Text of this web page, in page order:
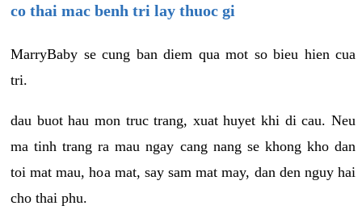
co thai mac benh tri lay thuoc gi
MarryBaby se cung ban diem qua mot so bieu hien cua
tri.
dau buot hau mon truc trang, xuat huyet khi di cau. Neu
ma tinh trang ra mau ngay cang nang se khong kho dan
toi mat mau, hoa mat, say sam mat may, dan den nguy hai
cho thai phu.